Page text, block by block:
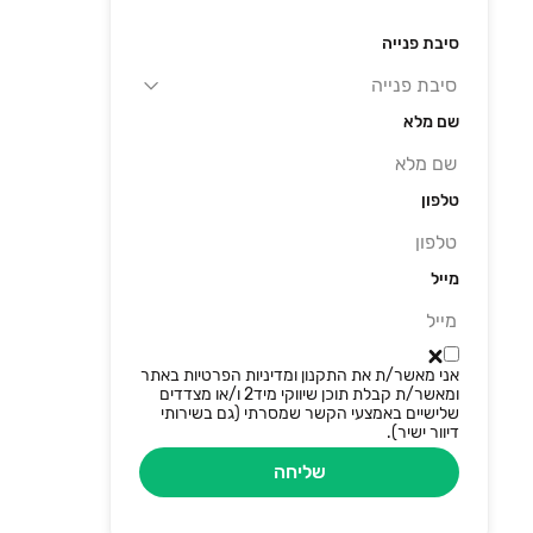
סיבת פנייה
שם מלא
טלפון
מייל
אני מאשר/ת את התקנון ומדיניות הפרטיות באתר
ומאשר/ת קבלת תוכן שיווקי מיד2 ו/או מצדדים
שלישיים באמצעי הקשר שמסרתי (גם בשירותי
דיוור ישיר).
שליחה